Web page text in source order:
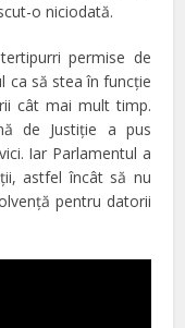
o niciodată.
permise de
ca să stea în funcţie
cât mai mult timp.
de Justiţie a pus
Iar Parlamentul a
astfel încât să nu
pentru datorii